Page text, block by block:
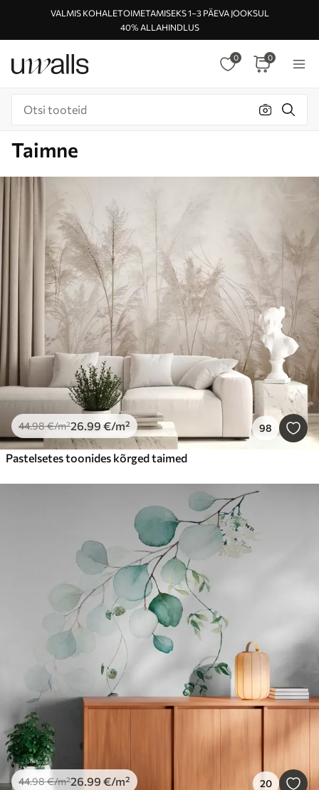
VALMIS KOHALETOIMETAMISEKS 1–3 PÄEVA JOOKSUL
40% ALLAHINDLUS
0 0
Taimne
44.98€/m²26.99 €/m² 98
Pastelsetes toonides kõrged taimed
44.98€/m²26.99 €/m² 20